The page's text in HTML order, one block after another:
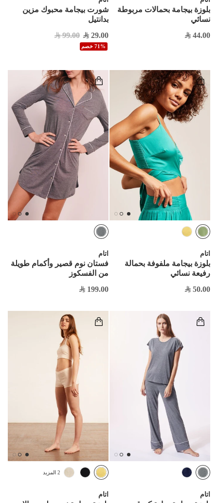
بلوزة بيجامة بحمالات مربوطة
نسائي
44.00
شورت بيجامة محبوك مزين
بدانتيل
29.00
99.00
71% خصم
اتام
بلوزة بيجامة ملفوفة بحمالة
رفيعة نسائي
50.00
اتام
فستان نوم قصير وأكمام طويلة
من الفسكوز
199.00
اتام اتام
2 المزيد